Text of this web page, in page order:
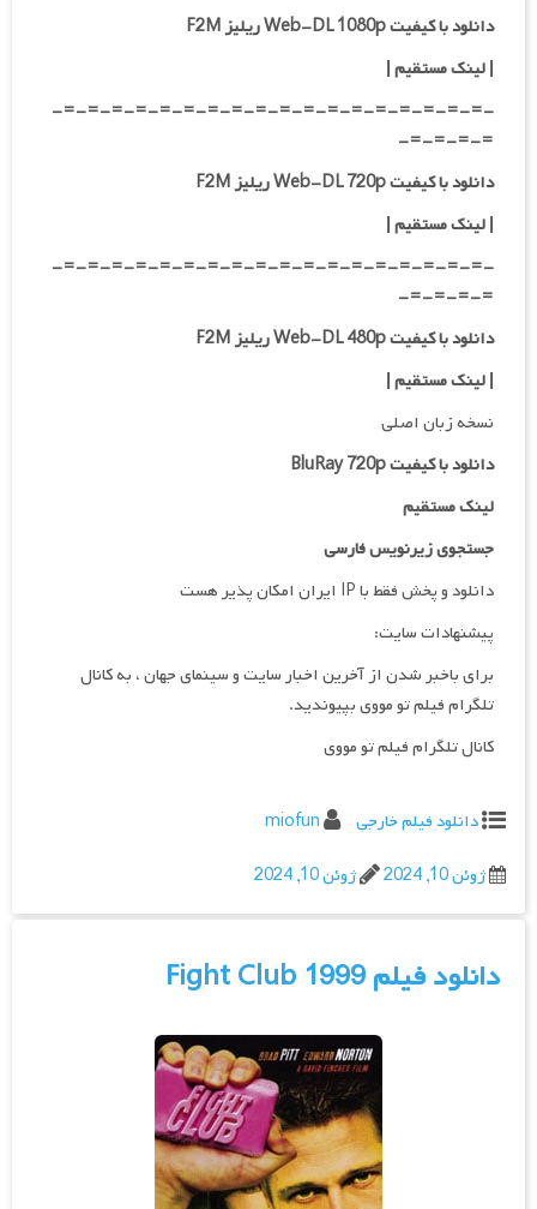
دانلود با کیفیت Web-DL 1080p ریلیز F2M
|لینک مستقیم|
-=-=-=-=-=-=-=-=-=-=-=-=-=-=-=-=-=-=-
=-=-=-=-
دانلود با کیفیت Web-DL 720p ریلیز F2M
|لینک مستقیم|
-=-=-=-=-=-=-=-=-=-=-=-=-=-=-=-=-=-=-
=-=-=-=-
دانلود با کیفیت Web-DL 480p ریلیز F2M
|لینک مستقیم|
نسخه زبان اصلی
دانلود با کیفیت BluRay 720p
لینک مستقیم
جستجوی زیرنویس فارسی
دانلود و پخش فقط با IP ایران امکان پذیر هست
پیشنهادات سایت:
برای باخبر شدن از آخرین اخبار سایت و سینمای جهان ، به کانال
تلگرام فیلم تو مووی بپیوندید.
کانال تلگرام فیلم تو مووی
دانلود فیلم خارجی
miofun
ژوئن 10, 2024
ژوئن 10, 2024
دانلود فیلم Fight Club 1999